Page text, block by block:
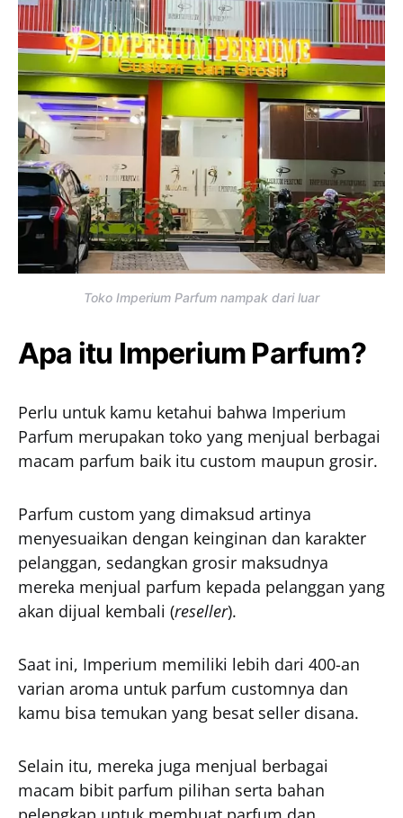
Toko Imperium Parfum nampak dari luar
Apa itu Imperium Parfum?
Perlu untuk kamu ketahui bahwa Imperium
Parfum merupakan toko yang menjual berbagai
macam parfum baik itu custom maupun grosir.
Parfum custom yang dimaksud artinya
menyesuaikan dengan keinginan dan karakter
pelanggan, sedangkan grosir maksudnya
mereka menjual parfum kepada pelanggan yang
akan dijual kembali (reseller).
Saat ini, Imperium memiliki lebih dari 400-an
varian aroma untuk parfum customnya dan
kamu bisa temukan yang besat seller disana.
Selain itu, mereka juga menjual berbagai
macam bibit parfum pilihan serta bahan